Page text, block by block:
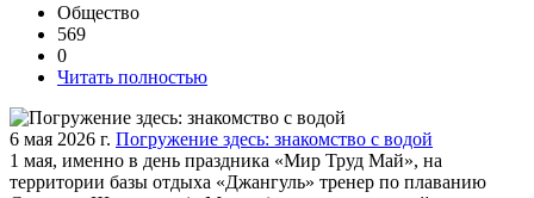
Общество
569
0
Читать полностью
6 мая 2026 г. Погружение здесь: знакомство с водой
1 мая, именно в день праздника «Мир Труд Май», на
территории базы отдыха «Джангуль» тренер по плаванию